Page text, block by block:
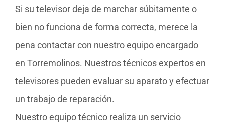
Si su televisor deja de marchar súbitamente o
bien no funciona de forma correcta, merece la
pena contactar con nuestro equipo encargado
en Torremolinos. Nuestros técnicos expertos en
televisores pueden evaluar su aparato y efectuar
un trabajo de reparación.
Nuestro equipo técnico realiza un servicio